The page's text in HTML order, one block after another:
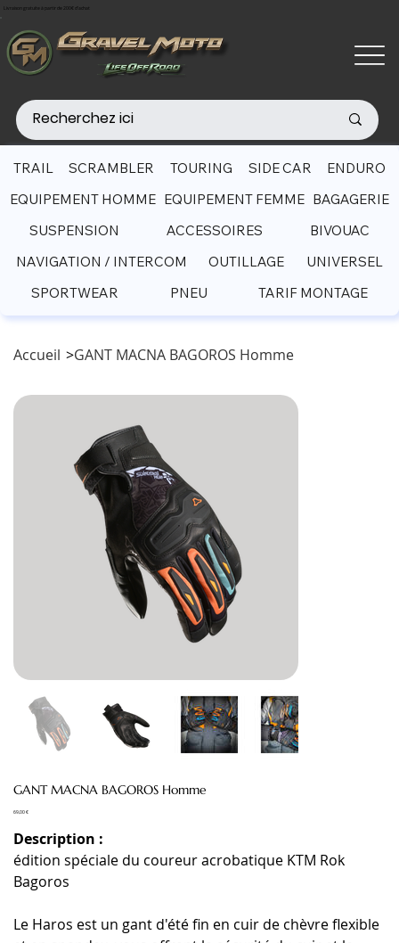
Livraison gratuite à partir de 200€ d'achat
Accueil >GANT MACNA BAGOROS Homme
GANT MACNA BAGOROS Homme
Prix
69,00 €
Description :
édition spéciale du coureur acrobatique KTM Rok
Bagoros
Le Haros est un gant d'été fin en cuir de chèvre flexible
TRAIL SCRAMBLER TOURING SIDE CAR
ENDURO
EQUIPEMENT HOMME EQUIPEMENT FEMME BAGAGERIE
SUSPENSION
ACCESSOIRES
BIVOUAC
NAVIGATION / INTERCOM
OUTILLAGE
UNIVERSEL
SPORTWEAR
PNEU TARIF MONTAGE